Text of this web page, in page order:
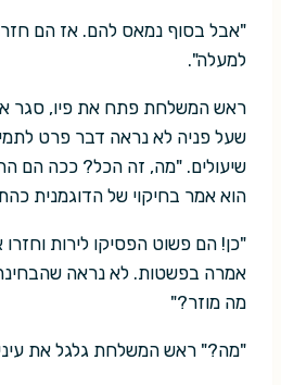
"אבל בסוף נמאס להם. אז הם
למעלה".
ראש המשלחת פתח את פיו, סגר
שעל פניה לא נראה דבר פרט
שיעולים. "מה, זה הכל? ככה הם
הוא אמר בחיקוי של הדוגמנית
"כן! הם פשוט הפסיקו לירות
אמרה בפשטות. לא נראה
מה מוזר?"
"מה?" ראש המשלחת גלגל את